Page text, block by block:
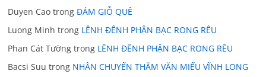
Duyen Cao trongĐÁM GIỖ QUÊ
Luong Minh trong LÊNH ĐÊNH PHẬN BẠC RONG RÊU
Phan Cát Tường trong LÊNH ĐÊNH PHẬN BẠC RONG RÊU
Bacsi Suu trong NHÂN CHUYẾN THĂM VĂN MIẾU VĨNH LONG